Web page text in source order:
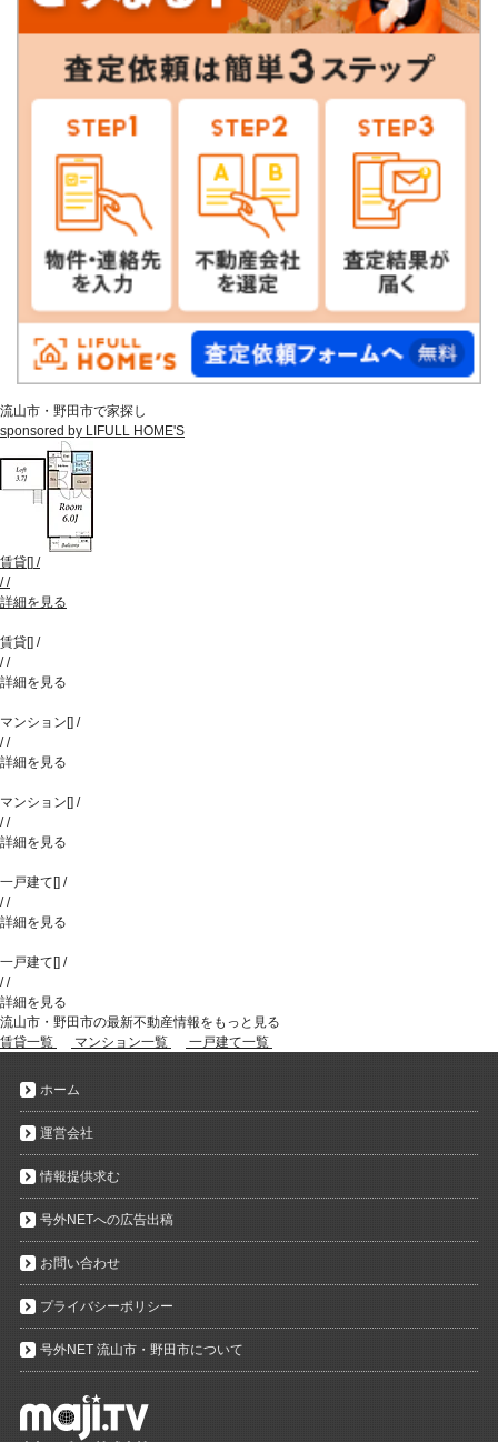
流山市・野田市で家探し
sponsored by LIFULL HOME'S
賃貸[] /
//
詳細を見る
賃貸[] /
//
詳細を見る
マンション [] /
//
詳細を見る
マンション [] /
//
詳細を見る
一戸建て [] /
//
詳細を見る
一戸建て [] /
//
詳細を見る
流山市・野田市の最新不動産情報をもっと見る
賃貸一覧
マンション一覧 一戸建て一覧
ホーム
運営会社
情報提供求む
号外NETへの広告出稿
お問い合わせ
プライバシーポリシー
号外NET 流山市・野田市について